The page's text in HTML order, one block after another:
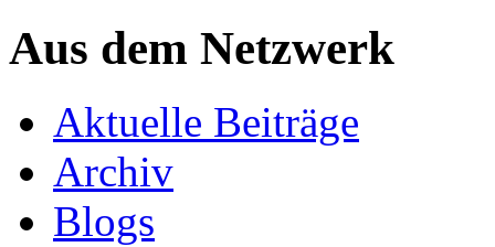
Aus dem Netzwerk
Aktuelle Beiträge
Archiv
Blogs